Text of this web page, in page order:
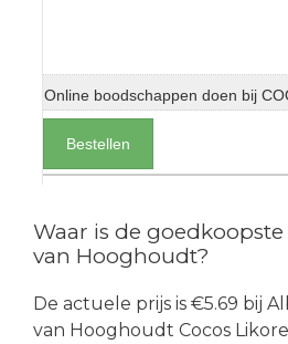
Online boodschappen doen bij
Bestellen
Waar is de
van Hooghoudt?
De actuele prijs is €5.69 bij
van Hooghoudt Cocos